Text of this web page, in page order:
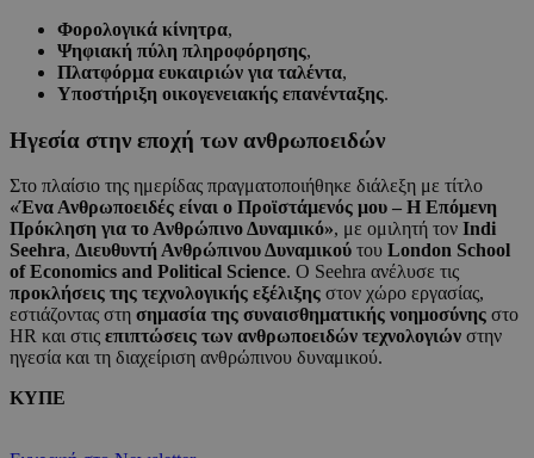
Φορολογικά κίνητρα,
Ψηφιακή πύλη πληροφόρησης,
Πλατφόρμα ευκαιριών για ταλέντα,
Υποστήριξη οικογενειακής επανένταξης.
Ηγεσία στην εποχή των ανθρωποειδών
Στο πλαίσιο της ημερίδας πραγματοποιήθηκε διάλεξη με τίτλο
«Ένα Ανθρωποειδές είναι ο Προϊστάμενός μου – Η Επόμενη
Πρόκληση για το Ανθρώπινο Δυναμικό», με ομιλητή τον Indi
Seehra, Διευθυντή Ανθρώπινου Δυναμικού του London School
of Economics and Political Science. Ο Seehra ανέλυσε τις
προκλήσεις της τεχνολογικής εξέλιξης στον χώρο εργασίας,
εστιάζοντας στη σημασία της συναισθηματικής νοημοσύνης στο
HR και στις επιπτώσεις των ανθρωποειδών τεχνολογιών στην
ηγεσία και τη διαχείριση ανθρώπινου δυναμικού.
ΚΥΠΕ